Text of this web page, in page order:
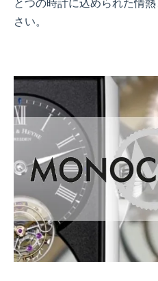
とつの時計に込められた情
さい。